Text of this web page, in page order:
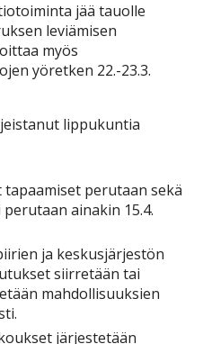
jää tauolle
leviämisen
myös
yöretken 22.-23.3.
lippukuntia
perutaan sekä
ainakin 15.4.
ja keskusjärjestön
siirretään tai
mahdollisuuksien
järjestetään